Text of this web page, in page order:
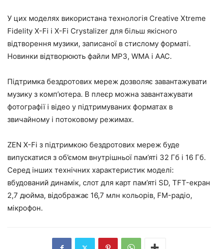
У цих моделях використана технологія Creative Xtreme
Fidelity X-Fi і X-Fi Crystalizer для більш якісного
відтворення музики, записаної в стислому форматі.
Новинки відтворюють файли MP3, WMA і AAC.
Підтримка бездротових мереж дозволяє завантажувати
музику з комп’ютера. В плеєр можна завантажувати
фотографії і відео у підтримуваних форматах в
звичайному і потоковому режимах.
ZEN X-Fi з підтримкою бездротових мереж буде
випускатися з об’ємом внутрішньої пам’яті 32 Гб і 16 Гб.
Серед інших технічних характеристик моделі:
вбудований динамік, слот для карт пам’яті SD, TFT-екран
2,7 дюйма, відображає 16,7 млн кольорів, FM-радіо,
мікрофон.